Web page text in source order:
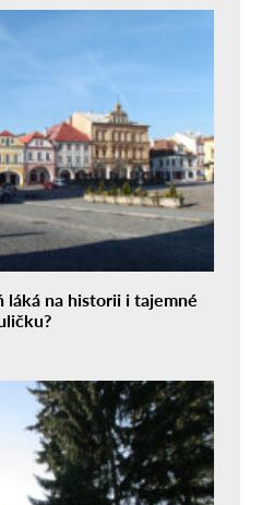
láká na historii i tajemné